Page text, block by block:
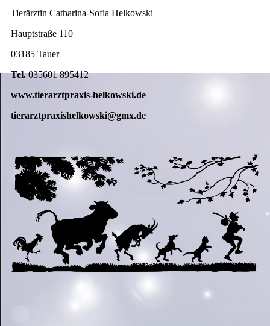
Tierärztin Catharina-Sofia Helkowski
Hauptstraße 110
03185 Tauer
Tel.035601 895412
www.tierarztpraxis-helkowski.de
tierarztpraxishelkowski@gmx.de